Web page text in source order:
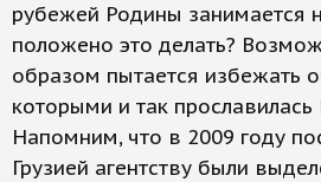
рубежей Родины занимается
положено это делать?
образом пытается избежать
которыми и так прославилась
Напомним, что в 2009 году
Грузией агентству были